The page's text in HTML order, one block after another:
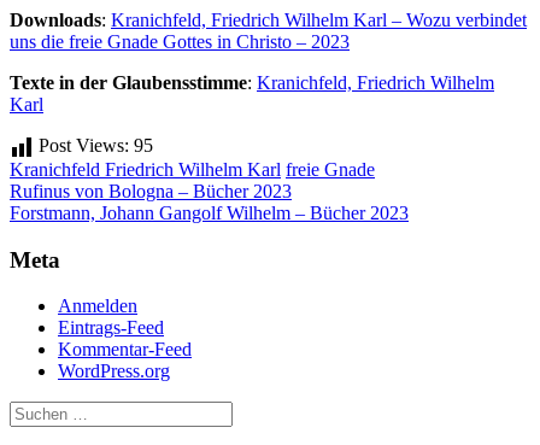
Downloads: Kranichfeld, Friedrich Wilhelm Karl – Wozu verbindet
uns die freie Gnade Gottes in Christo – 2023
Texte in der Glaubensstimme: Kranichfeld, Friedrich Wilhelm
Karl
Post Views: 95
Kranichfeld Friedrich Wilhelm Karl freie Gnade
Beitragsnavigation
Rufinus von Bologna – Bücher 2023
Forstmann, Johann Gangolf Wilhelm – Bücher 2023
Meta
Anmelden
Eintrags-Feed
Kommentar-Feed
WordPress.org